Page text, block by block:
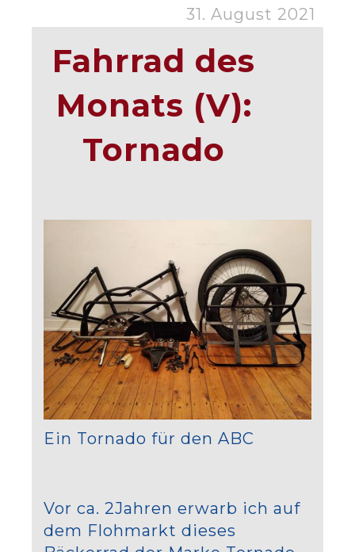
31. August 2021
Fahrrad des
Monats (V):
Tornado
Ein Tornado für den ABC
Vor ca. 2Jahren erwarb ich auf
dem Flohmarkt dieses